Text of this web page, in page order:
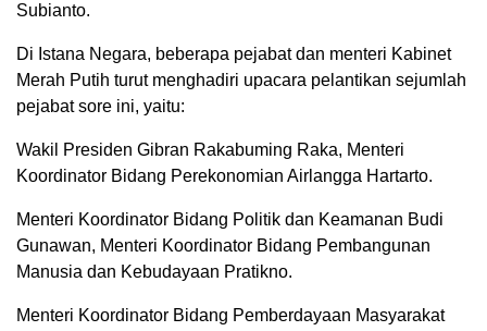
Subianto.
Di Istana Negara, beberapa pejabat dan menteri Kabinet
Merah Putih turut menghadiri upacara pelantikan sejumlah
pejabat sore ini, yaitu:
Wakil Presiden Gibran Rakabuming Raka, Menteri
Koordinator Bidang Perekonomian Airlangga Hartarto.
Menteri Koordinator Bidang Politik dan Keamanan Budi
Gunawan, Menteri Koordinator Bidang Pembangunan
Manusia dan Kebudayaan Pratikno.
Menteri Koordinator Bidang Pemberdayaan Masyarakat